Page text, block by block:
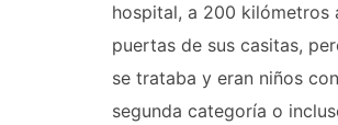
hospital, a 200 kilómetros
puertas de sus casitas,
se trataba y eran niños
segunda categoría o